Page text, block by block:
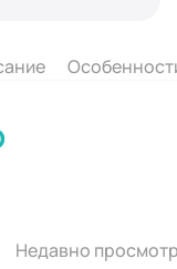
Недавно